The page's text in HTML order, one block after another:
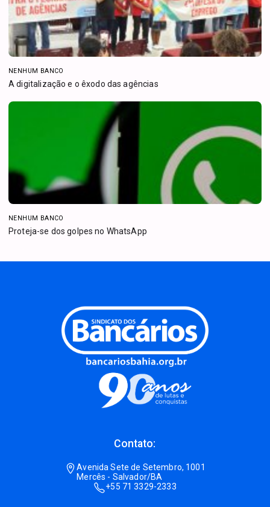
NENHUM BANCO
A digitalização e o êxodo das agências
NENHUM BANCO
Proteja-se dos golpes no WhatsApp
Contato:
Avenida Sete de Setembro, 1001
Mercês - Salvador/BA
+55 71 3329-2333